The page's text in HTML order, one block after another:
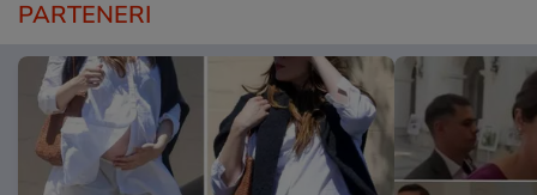
PARTENERI